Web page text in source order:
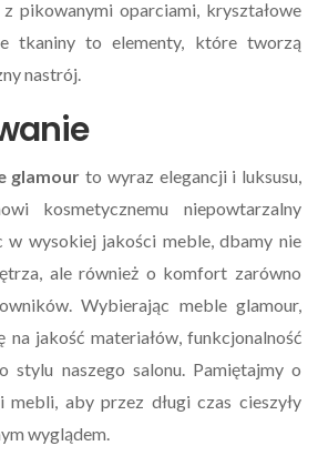
pikowanymi oparciami, kryształowe
tkaniny to elementy, które tworzą
nastrój.
glamour to wyraz elegancji i luksusu,
kosmetycznemu niepowtarzalny
w wysokiej jakości meble, dbamy nie
ale również o komfort zarówno
Wybierając meble glamour,
jakość materiałów, funkcjonalność
stylu naszego salonu. Pamiętajmy o
mebli, aby przez długi czas cieszyły
wyglądem.